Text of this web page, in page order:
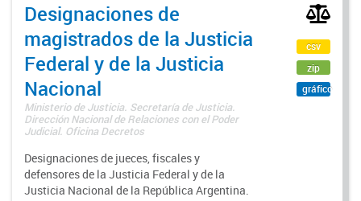
Designaciones de
magistrados de la Justicia
Federal y de la Justicia
Nacional
Ministerio de Justicia. Secretaría de Justicia.
Dirección Nacional de Relaciones con el Poder
Judicial. Oficina Decretos
Designaciones de jueces, fiscales y
defensores de la Justicia Federal y de la
Justicia Nacional de la República Argentina.
csv
zip
gráfico